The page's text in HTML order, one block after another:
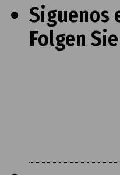
Siguenos
Folgen